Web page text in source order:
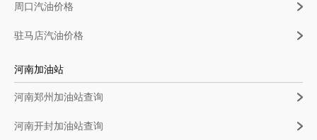
周口汽油价格
驻马店汽油价格
河南加油站
河南郑州加油站查询
河南开封加油站查询